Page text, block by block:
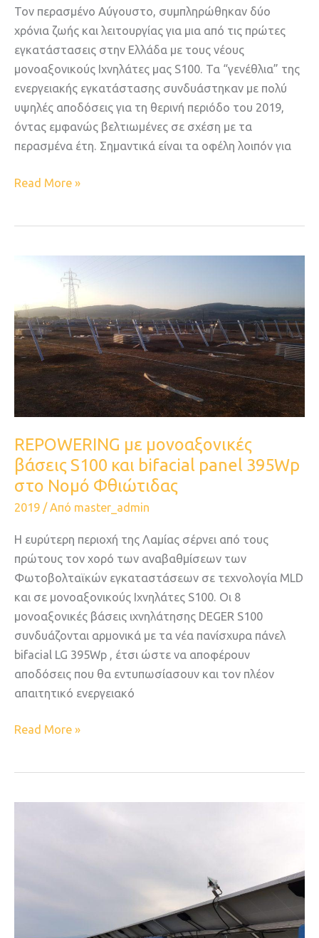
Τον περασμένο Αύγουστο, συμπληρώθηκαν δύο
χρόνια ζωής και λειτουργίας για μια από τις πρώτες
εγκατάστασεις στην Ελλάδα με τους νέους
μονοαξονικούς Ιχνηλάτες μας S100. Τα “γενέθλια” της
ενεργειακής εγκατάστασης συνδυάστηκαν με πολύ
υψηλές αποδόσεις για τη θερινή περιόδο του 2019,
όντας εμφανώς βελτιωμένες σε σχέση με τα
περασμένα έτη. Σημαντικά είναι τα οφέλη λοιπόν για
Read More »
REPOWERING με μονοαξονικές
βάσεις S100 και bifacial panel 395Wp
στο Νομό Φθιώτιδας
2019 / Από master_admin
Η ευρύτερη περιοχή της Λαμίας σέρνει από τους
πρώτους τον χορό των αναβαθμίσεων των
Φωτοβολταϊκών εγκαταστάσεων σε τεχνολογία ΜLD
και σε μονοαξονικούς Ιχνηλάτες S100. Οι 8
μονοαξονικές βάσεις ιχνηλάτησης DEGER S100
συνδυάζονται αρμονικά με τα νέα πανίσχυρα πάνελ
bifacial LG 395Wp , έτσι ώστε να αποφέρουν
αποδόσεις που θα εντυπωσίασουν και τον πλέον
απαιτητικό ενεργειακό
μονοαξονικές
βάσεις
S100
και
panel
395Wp
στο
Νομό
Φθιώτιδας
Read More »